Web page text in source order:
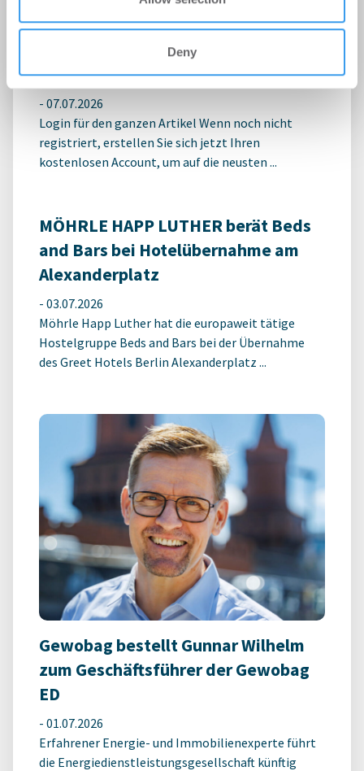
Deny
Erster Spatenstich für neuen
Schulcampus Eberswalde-Finow
- 07.07.2026
Login für den ganzen Artikel Wenn noch nicht
registriert, erstellen Sie sich jetzt Ihren
kostenlosen Account, um auf die neusten ...
MÖHRLE HAPP LUTHER berät Beds
and Bars bei Hotelübernahme am
Alexanderplatz
- 03.07.2026
Möhrle Happ Luther hat die europaweit tätige
Hostelgruppe Beds and Bars bei der Übernahme
des Greet Hotels Berlin Alexanderplatz ...
Gewobag bestellt Gunnar Wilhelm
zum Geschäftsführer der Gewobag
ED
- 01.07.2026
Erfahrener Energie- und Immobilienexperte führt
die Energiedienstleistungsgesellschaft künftig